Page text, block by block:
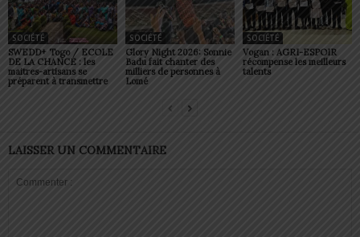
SOCIÉTÉ
SWEDD+ Togo / ECOLE
DE LA CHANCE : les
maitres-artisans se
préparent à transmettre
SOCIÉTÉ
Glory Night 2026: Sonnie
Badu fait chanter des
milliers de personnes à
Lomé
SOCIÉTÉ
Vogan : AGRI-ESPOIR
récompense les meilleurs
talents
LAISSER UN COMMENTAIRE